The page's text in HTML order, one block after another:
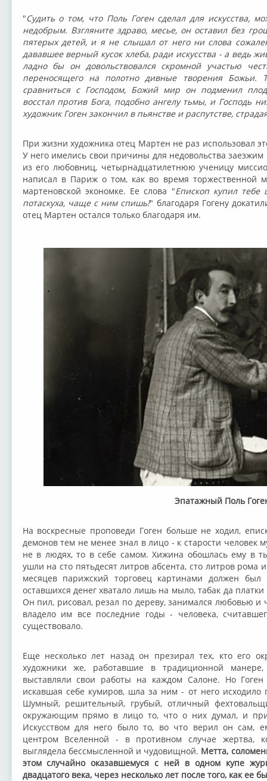
"Судить о том, что Поль Гоген сделал для искусства,
недобрым. Взгляните здраво, месье, он оставил без
пятерых детей, и я не слышал от него ни слова
дававшее верный кусок хлеба, ради искусства - а ведь
ладно бы он довольствовался скромной участью
переносящего на полотно дивные творения Божьи.
сравниться с Господом, Божий мир он подменил
восстал против Бога, подобно ангелу тьмы, и Господь
художник Гоген закончил в пьянстве и распутстве,
При жизни художника отец Мартен не раз использовал
У него имелись свои причины для недовольства
из его любовниц, четырнадцатилетнюю ученицу
написал в Париж о том, как во время торжественной
мартеновской экономке. Ее слова "Епископ купил тебе
потаскуха, чаще с ним спишь!" благодаря Гогену
отец Мартен остался только благодаря им.
Эпатажный Поль
На воскресные проповеди Гоген больше не ходил,
демонов тем не менее знал в лицо - к старости человек
не в людях, то в себе самом. Хижина обошлась ему в
ушли на сто пятьдесят литров абсента, сто литров рома
месяцев парижский торговец картинами должен
оставшихся денег хватало лишь на мыло, табак да
Он пил, рисовал, резал по дереву, занимался любовью и
владело им все последние годы - человека,
существовало.
Еще несколько лет назад он презирал тех, кто его
художники же, работавшие в традиционной
выставляли свои работы на каждом Салоне. Но
искавшая себе кумиров, шла за ним - от него
Шумный, решительный, грубый, отличный
окружающим прямо в лицо то, что о них думал, и
Искусством для него было то, во что верил он сам,
центром Вселенной - в противном случае жертва,
выглядела бессмысленной и чудовищной. Метта,
этом случайно оказавшемуся с ней в одном купе
двадцатого века, через несколько лет после того, как